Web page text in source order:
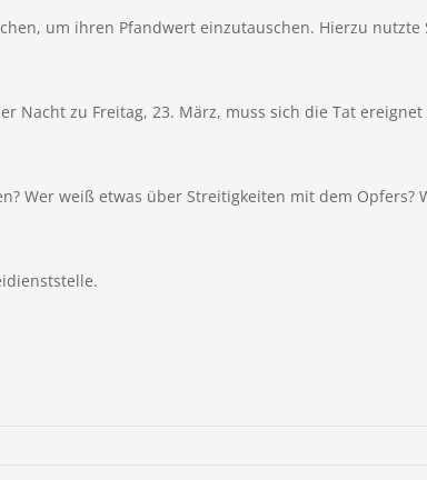
um ihren Pfandwert einzutauschen. Hierzu
Nacht zu Freitag, 23. März, muss sich die Tat
Wer weiß etwas über Streitigkeiten mit dem Opfers?